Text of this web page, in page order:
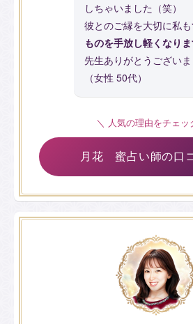
しちゃいました（笑）
彼とのご縁を大切に私も
ものを手放し軽くなりま
先生ありがとうございま
（女性 50代）
＼ 人気の理由をチェッ
月花 蜜占い師の口